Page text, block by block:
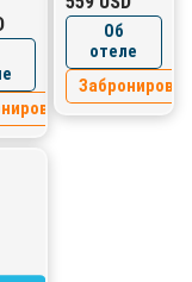
Об
отеле